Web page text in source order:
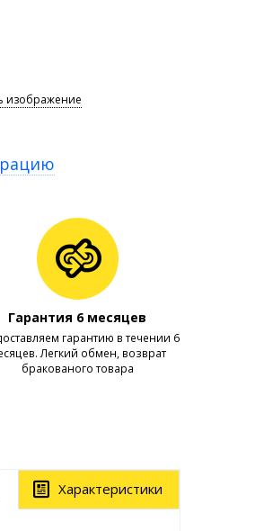
изображение
Гарантия 6 месяцев
гарантию в течении 6
Легкий обмен, возврат
бракованого товара
Характеристики